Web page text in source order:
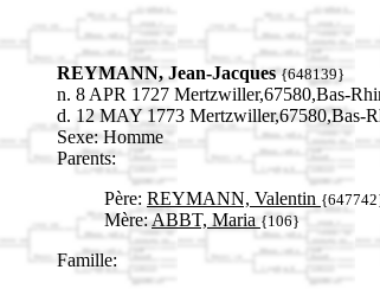
REYMANN, Jean-Jacques{648139}
n. 8 APR 1727 Mertzwiller,67580,Bas-
d. 12 MAY 1773 Mertzwiller,67580,Bas-
Sexe: Homme
Parents:
Père: REYMANN, Valentin
Mère:ABBT, Maria {106}
Famille: